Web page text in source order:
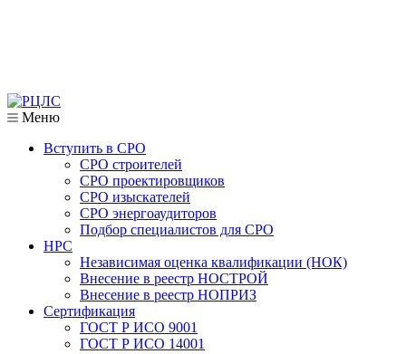
Меню
Вступить в СРО
СРО строителей
СРО проектировщиков
СРО изыскателей
СРО энергоаудиторов
Подбор специалистов для СРО
НРС
Независимая оценка квалификации (НОК)
Внесение в реестр НОСТРОЙ
Внесение в реестр НОПРИЗ
Сертификация
ГОСТ Р ИСО 9001
ГОСТ Р ИСО 14001